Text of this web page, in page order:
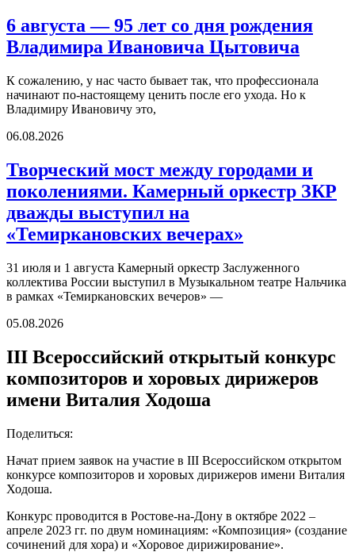
6 августа — 95 лет со дня рождения
Владимира Ивановича Цытовича
К сожалению, у нас часто бывает так, что профессионала
начинают по-настоящему ценить после его ухода. Но к
Владимиру Ивановичу это,
06.08.2026
Творческий мост между городами и
поколениями. Камерный оркестр ЗКР
дважды выступил на
«Темиркановских вечерах»
31 июля и 1 августа Камерный оркестр Заслуженного
коллектива России выступил в Музыкальном театре Нальчика
в рамках «Темиркановских вечеров» —
05.08.2026
III Всероссийский открытый конкурс
композиторов и хоровых дирижеров
имени Виталия Ходоша
Поделиться:
Начат прием заявок на участие в III Всероссийском открытом
конкурсе композиторов и хоровых дирижеров имени Виталия
Ходоша.
Конкурс проводится в Ростове-на-Дону в октябре 2022 –
апреле 2023 гг. по двум номинациям: «Композиция» (создание
сочинений для хора) и «Хоровое дирижирование».